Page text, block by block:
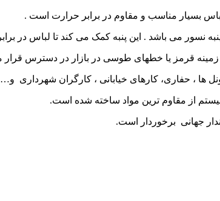
بسیار مناسب و مقاوم در برابر حرارت است .
نسور می باشد . این پنبه کمک می کند تا لباس در
قرمز یا خطهای طوسی در بازار در دسترس قرار
ها ، حفاری، کارهای خیابانی ، کارگران شهرداری
از مقاوم ترین مواد ساخته شده است.
جهانی برخوردار است.